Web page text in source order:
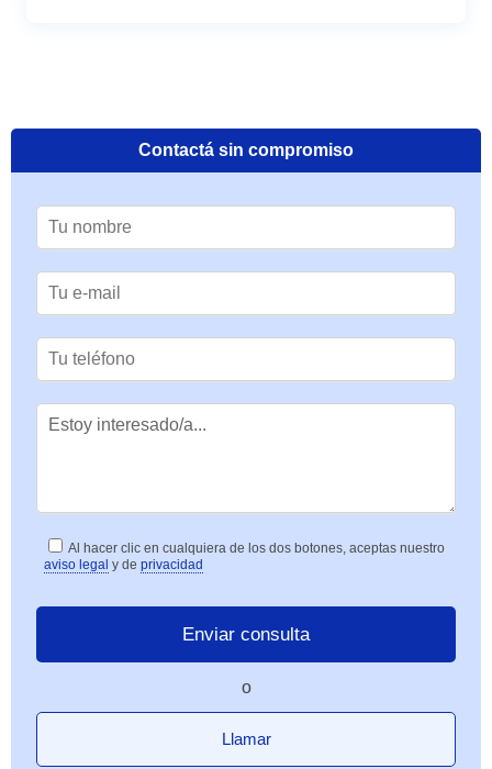
Contactá sin compromiso
Al hacer clic en cualquiera de los dos botones, aceptas nuestro
aviso legal y de privacidad
o
Llamar